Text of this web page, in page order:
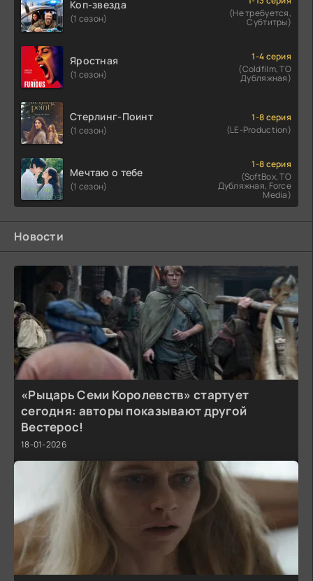
Коп-звезда
(1 сезон)
(Не требуется,
Субтитры)
Яростная
(1 сезон)
1-4 серия
(Coldfilm, ТО
Дубляжная)
Стерлинг-Поинт
(1 сезон)
1-8 серия
(LE-Production)
Мечтаю о тебе
(1 сезон)
1-8 серия
(SoftBox, ТО
Дубляжная, Force
Media)
Новости
«Рыцарь Семи Королевств» стартует
сегодня: авторы показывают другой
Вестерос!
18-01-2026